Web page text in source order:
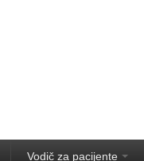
Vodič za pacijente